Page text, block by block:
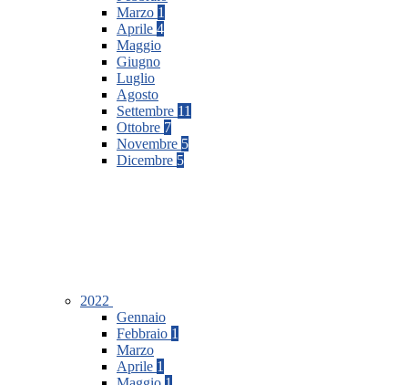
Marzo 1
Aprile 4
Maggio
Giugno
Luglio
Agosto
Settembre 11
Ottobre 7
Novembre 5
Dicembre 5
2022
Gennaio
Febbraio 1
Marzo
Aprile 1